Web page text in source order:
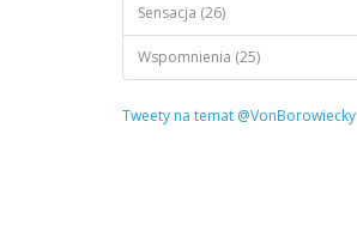
Sensacja (26)
Wspomnienia (25)
Tweety na temat @VonBorowiecky